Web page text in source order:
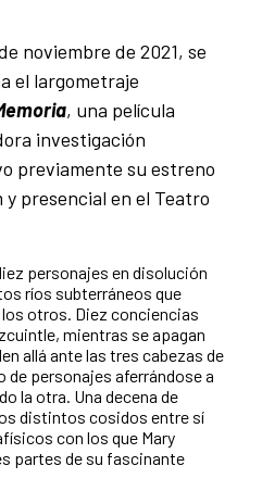
noviembre de 2021, se
el largometraje
, una película
investigación
previamente su estreno
presencial en el Teatro
personajes en disolución
ríos subterráneos que
otros. Diez conciencias
mientras se apagan
allá ante las tres cabezas de
de personajes aferrándose a
la otra. Una decena de
distintos cosidos entre sí
con los que Mary
partes de su fascinante